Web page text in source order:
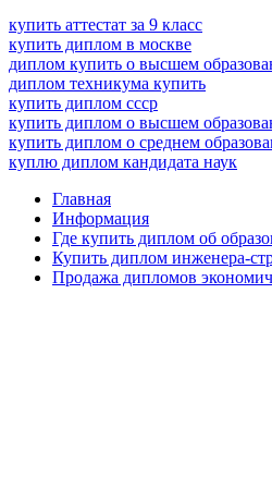
купить аттестат за 9 класс
купить диплом в москве
диплом купить о высшем
диплом техникума купить
купить диплом ссср
купить диплом о высшем
купить диплом о среднем
куплю диплом кандидата наук
Главная
Информация
Где купить диплом об
Купить диплом инженера-
Продажа дипломов